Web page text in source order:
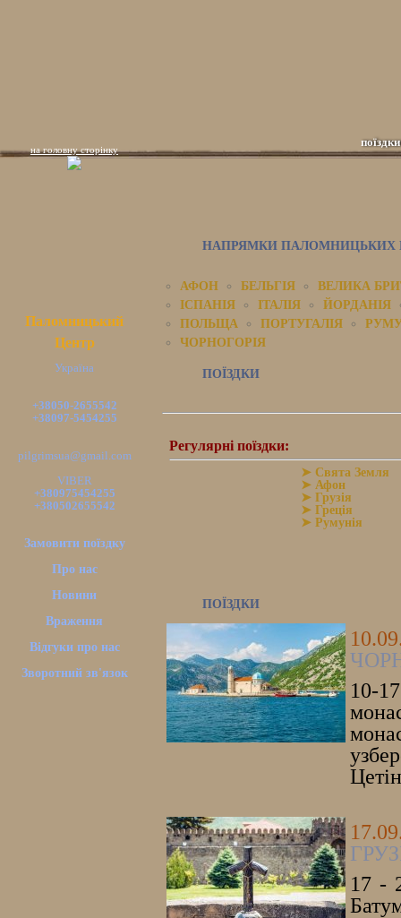
поїздки
на головну сторінку
Паломницький
Центр
Україна
+38050-2655542
+38097-5454255
pilgrimsua@gmail.com
VIBER
+380975454255
+380502655542
Замовити поїздку
Про нас
Новини
Враження
Відгуки про нас
Зворотний зв'язок
НАПРЯМКИ ПАЛОМНИЦЬКИХ
АФОН БЕЛЬГІЯ
ВЕЛИКА
ІСПАНІЯ
ІТАЛІЯ
ЙОРДАНІЯ
ПОЛЬЩА
ПОРТУГАЛІЯ
ЧОРНОГОРІЯ
ПОЇЗДКИ
Регулярні поїздки:
➤ Свята Земля
➤ Афон
➤ Грузія
➤ Греція
➤ Румунія
ПОЇЗДКИ
10-
17 -